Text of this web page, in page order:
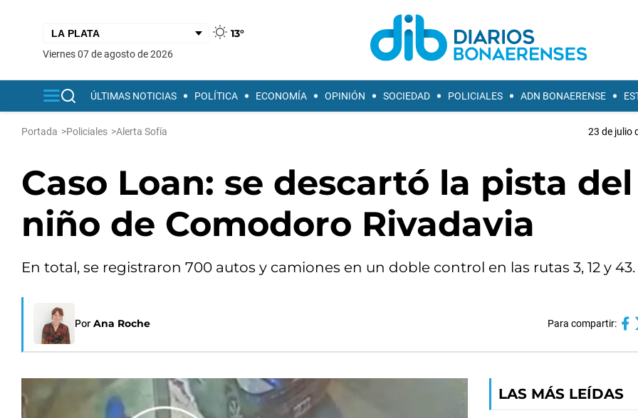
13°
viernes 07 de agosto de 2026
ÚLTIMAS NOTICIAS POLÍTICA ECONOMÍA OPINIÓN SOCIEDAD POLICIALES ADN BONAERENSE
Portada >Policiales >Alerta Sofía 23 de julio
Caso Loan: se descartó la pista del
niño de Comodoro Rivadavia
En total, se registraron 700 autos y camiones en un doble control en las rutas 3, 12 y 43.
Por Ana Roche Para compartir:
LAS MÁS LEÍDAS